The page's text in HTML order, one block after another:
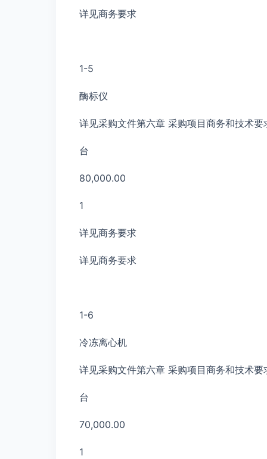
详见商务要求
1-5
酶标仪
详见采购文件第六章 采购项目商务和技术要
台
80,000.00
1
详见商务要求
详见商务要求
1-6
冷冻离心机
详见采购文件第六章 采购项目商务和技术要
台
70,000.00
1